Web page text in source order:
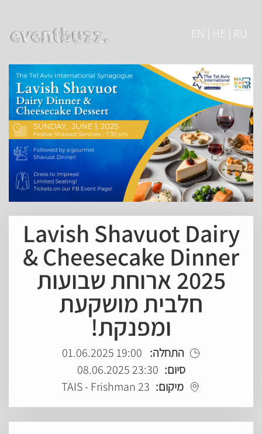
EN | HE | RU
Lavish Shavuot Dairy
& Cheesecake Dinner
2025 ארוחת שבועות
חלבית מושקעת
ומפנקת!
התחלה: 19:00 01.06.2025
סיום: 23:30 08.06.2025
מיקום: TAIS - Frishman 23